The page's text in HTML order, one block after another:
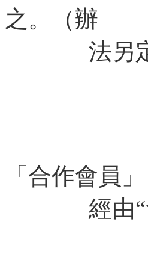
之。（辦
法另定
三、「
與婦癌
「合作會員」
經由“會
後辦